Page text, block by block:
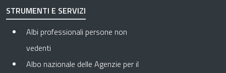
STRUMENTI E SERVIZI
Albi professionali persone non
vedenti
Albo nazionale delle Agenzie per il